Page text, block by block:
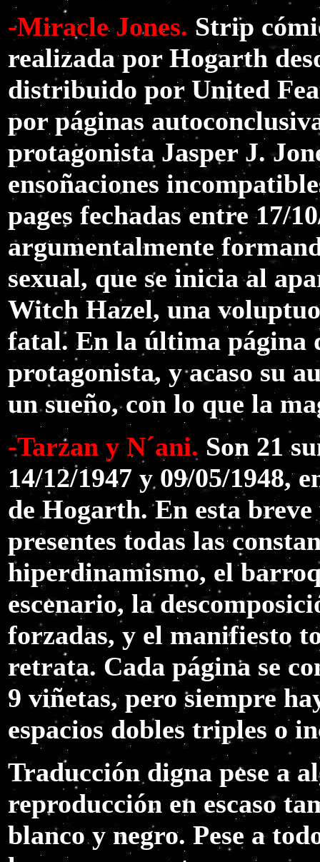
-Miracle Jones. Strip
realizada por Hogarth
distribuido por United
por páginas
protagonista Jasper J.
ensoñaciones
pages fechadas entre 17/
argumentalmente
sexual, que se inicia al
Witch Hazel, una
fatal. En la última página
protagonista, y acaso su
un sueño, con lo que la
-Tarzan y N´ani. Son 21
14/12/1947 y 09/05/1948,
de Hogarth. En esta
presentes todas las
hiperdinamismo, el
escenario, la
forzadas, y el manifiesto
retrata. Cada página se
9 viñetas, pero siempre
espacios dobles triples o
Traducción digna pese a
reproducción en escaso
blanco y negro. Pese a